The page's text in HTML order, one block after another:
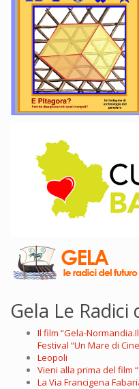
Gela Le
Il film “Gela-
Festival “Un Mare di
Leopoli
Vieni alla prima del film
La Via Francigena